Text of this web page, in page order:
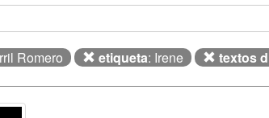
Romero etiqueta: Irene textos